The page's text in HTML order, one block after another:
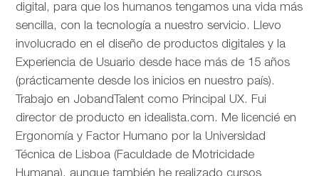
digital, para que los humanos tengamos una vida más
sencilla, con la tecnología a nuestro servicio. Llevo
involucrado en el diseño de productos digitales y la
Experiencia de Usuario desde hace más de 15 años
(prácticamente desde los inicios en nuestro país).
Trabajo en JobandTalent como Principal UX. Fui
director de producto en idealista.com. Me licencié en
Ergonomía y Factor Humano por la Universidad
Técnica de Lisboa (Faculdade de Motricidade